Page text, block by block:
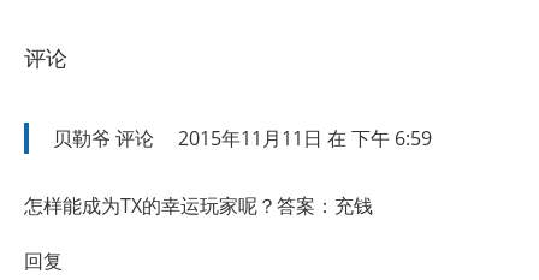
评论
贝勒爷 评论 2015年11月11日 在 下午 6:59
怎样能成为TX的幸运玩家呢？答案：充钱
回复